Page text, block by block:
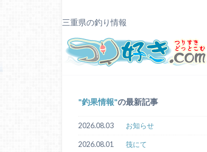
三重県の釣り情報
釣果情報 の最新記事
2026.08.03 お知らせ
2026.08.01 筏にて